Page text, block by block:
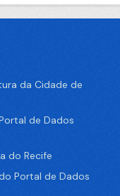
da Cidade de
de Dados
do Recife
Portal de Dados